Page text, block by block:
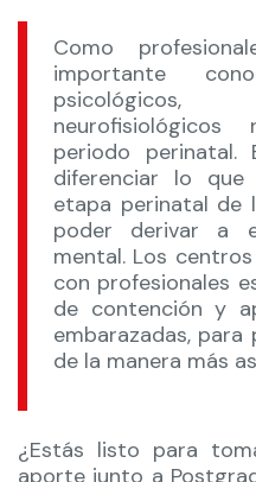
Como
importante
periodo perinatal.
diferenciar lo
etapa perinatal de
poder derivar a
mental. Los
con profesionales
de contención y
embarazadas,
de la manera más
¿Estás listo para
aporte junto a